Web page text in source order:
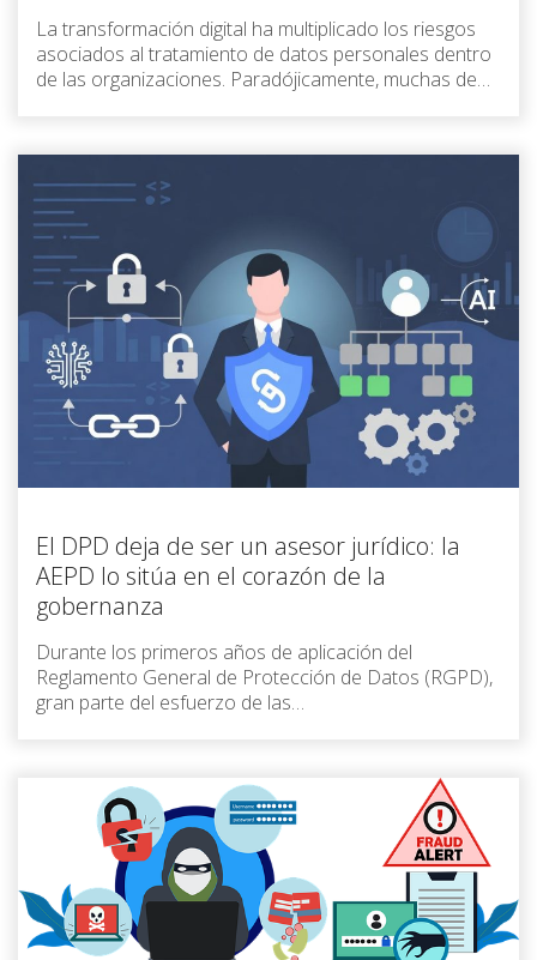
La transformación digital ha multiplicado los riesgos
asociados al tratamiento de datos personales dentro
de las organizaciones. Paradójicamente, muchas de…
El DPD deja de ser un asesor jurídico: la
AEPD lo sitúa en el corazón de la
gobernanza
Durante los primeros años de aplicación del
Reglamento General de Protección de Datos (RGPD),
gran parte del esfuerzo de las…